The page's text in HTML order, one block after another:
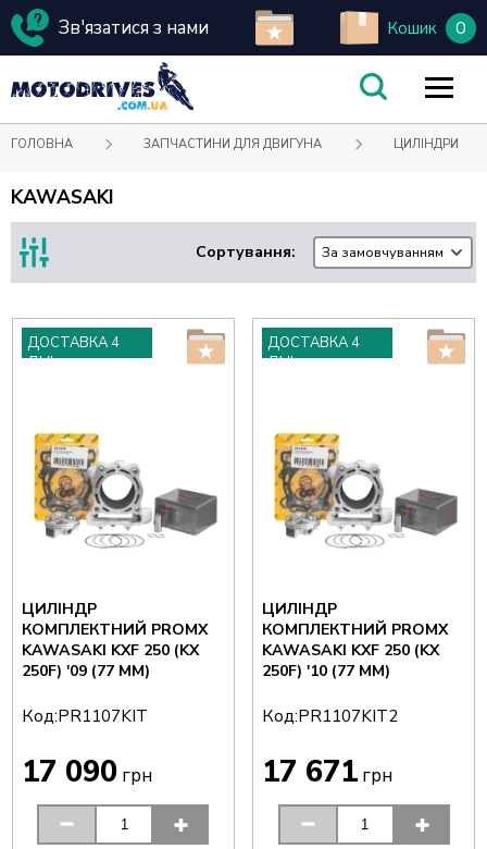
Зв'язатися з нами Кошик 0
ГОЛОВНА ЗАПЧАСТИНИ ДЛЯ ДВИГУНА ЦИЛІНДРИ
KAWASAKI
Сортування: За замовчуванням
ДОСТАВКА 4
ДНІ
ЦИЛІНДР
КОМПЛЕКТНИЙ PROMX
KAWASAKI KXF 250 (KX
250F) '09 (77 ММ)
Код:PR1107KIT
17 090грн
ДОСТАВКА 4
ДНІ
ЦИЛІНДР
КОМПЛЕКТНИЙ PROMX
KAWASAKI KXF 250 (KX
250F) '10 (77 ММ)
Код:PR1107KIT2
17 671 грн